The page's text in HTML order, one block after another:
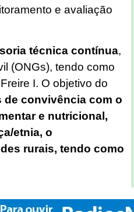
e avaliação
técnica contínua,
(ONGs), tendo como
I. O objetivo do
de convivência com o
e nutricional,
etnia, o
rurais, tendo como